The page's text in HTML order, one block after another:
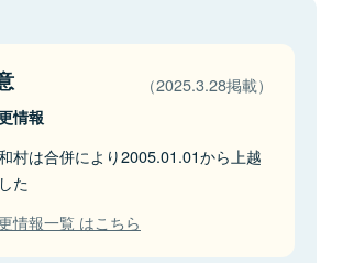
（2025.3.28掲載）
情報
村は合併により2005.01.01から上越
た
情報一覧 はこちら